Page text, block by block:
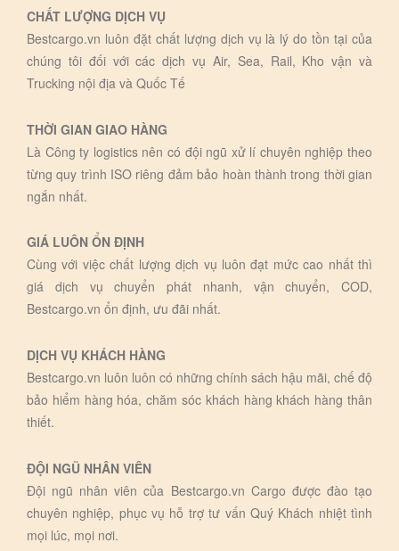
CHẤT LƯỢNG DỊCH VỤ
Bestcargo.vn luôn đặt chất lượng dịch vụ là lý do tồn tại của
chúng tôi đối với các dịch vụ Air, Sea, Rail, Kho vận và
Trucking nội địa và Quốc Tế
THỜI GIAN GIAO HÀNG
Là Công ty logistics nên có đội ngũ xử lí chuyên nghiệp theo
từng quy trình ISO riêng đảm bảo hoàn thành trong thời gian
ngắn nhất.
GIÁ LUÔN ỔN ĐỊNH
Cùng với việc chất lượng dịch vụ luôn đạt mức cao nhất thì
giá dịch vụ chuyển phát nhanh, vận chuyển, COD,
Bestcargo.vn ổn định, ưu đãi nhất.
DỊCH VỤ KHÁCH HÀNG
Bestcargo.vn luôn luôn có những chính sách hậu mãi, chế độ
bảo hiểm hàng hóa, chăm sóc khách hàng khách hàng thân
thiết.
ĐỘI NGŨ NHÂN VIÊN
Đội ngũ nhân viên của Bestcargo.vn Cargo được đào tạo
chuyên nghiệp, phục vụ hỗ trợ tư vấn Quý Khách nhiệt tình
mọi lúc, mọi nơi.